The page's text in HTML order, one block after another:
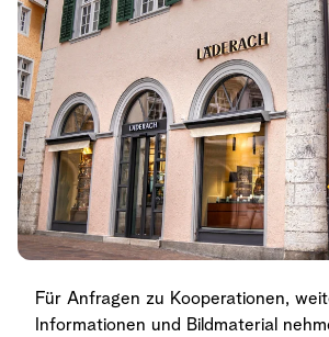
Für Anfragen zu Kooperationen,
Informationen und Bildmaterial